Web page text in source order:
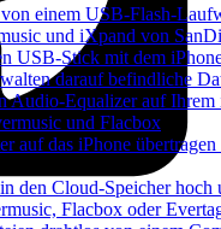
einem USB-Flash-
und iXpand von
USB-Stick mit dem
darauf befindliche
Audio-Equalizer auf Ihrem
und Flacbox
auf das iPhone
den Cloud-Speicher hoch
Flacbox oder